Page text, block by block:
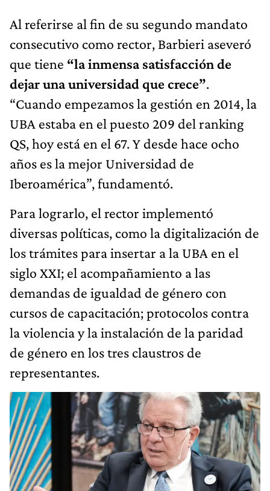
Al referirse al fin de su segundo mandato
consecutivo como rector, Barbieri aseveró
que tiene “la inmensa satisfacción de
dejar una universidad que crece”.
“Cuando empezamos la gestión en 2014, la
UBA estaba en el puesto 209 del ranking
QS, hoy está en el 67. Y desde hace ocho
años es la mejor Universidad de
Iberoamérica”, fundamentó.
Para lograrlo, el rector implementó
diversas políticas, como la digitalización de
los trámites para insertar a la UBA en el
siglo XXI; el acompañamiento a las
demandas de igualdad de género con
cursos de capacitación; protocolos contra
la violencia y la instalación de la paridad
de género en los tres claustros de
representantes.